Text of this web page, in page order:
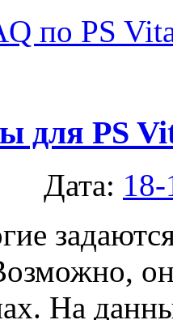
по PS
для PS
Дата:
На